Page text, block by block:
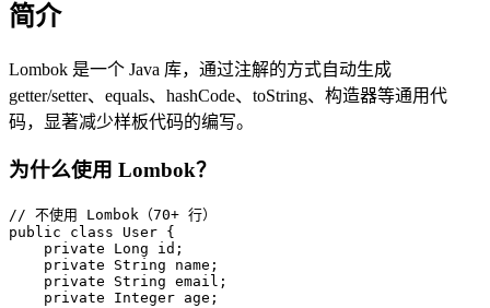
简介
Lombok 是一个 Java 库，通过注解的方式自动生成
getter/setter、equals、hashCode、toString、构造器等通用代
码，显著减少样板代码的编写。
为什么使用 Lombok？
// 不使用 Lombok（70+ 行）
public class User {
private Long id;
private String name;
private String email;
private Integer age;